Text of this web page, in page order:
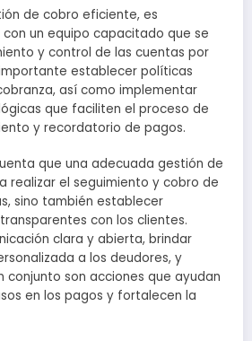
de cobro eficiente, es
un equipo capacitado que se
y control de las cuentas por
establecer políticas
así como implementar
que faciliten el proceso de
y recordatorio de pagos.
que una adecuada gestión de
realizar el seguimiento y cobro de
sino también establecer
con los clientes.
clara y abierta, brindar
a los deudores, y
conjunto son acciones que ayudan
en los pagos y fortalecen la